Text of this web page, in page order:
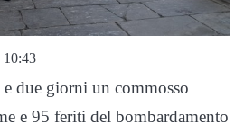
10:43
due giorni un commosso
e 95 feriti del bombardamento